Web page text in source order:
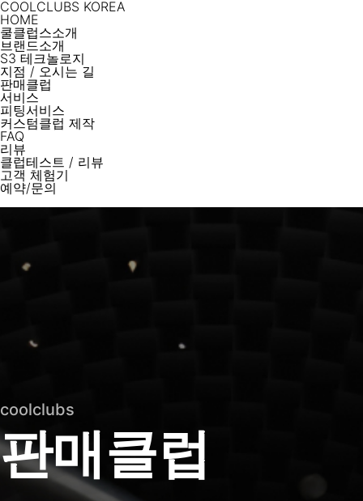
COOLCLUBS KOREA
HOME
쿨클럽스소개
브랜드소개
S3 테크놀로지
지점 / 오시는 길
판매클럽
서비스
피팅서비스
커스텀클럽 제작
FAQ
리뷰
클럽테스트 / 리뷰
고객 체험기
예약/문의
coolclubs
판매클럽